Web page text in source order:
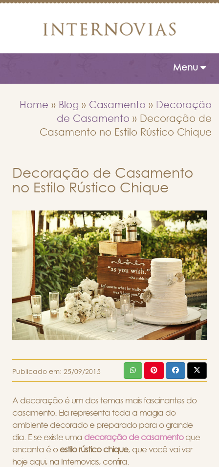
Toggle
Menu
Home » Blog » Casamento »
Decoração
de Casamento »
Decoração de
Casamento no Estilo Rústico Chique
Decoração de Casamento
no Estilo Rústico Chique
Publicado em: 25/09/2015
A decoração é um dos temas mais fascinantes do
casamento. Ela representa toda a magia do
ambiente decorado e preparado para o grande
dia. E se existe uma decoração de casamentoque
encanta é o estilo rústico chique, que você vai ver
hoje aqui, na Internovias, confira.